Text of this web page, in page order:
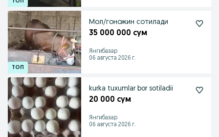
Мол/гоножин сотилади
35 000 000 сум
Янгибазар
06 августа 2026 г.
kurka tuxumlar bor sotiladii
20 000 сум
Янгибазар
06 августа 2026 г.